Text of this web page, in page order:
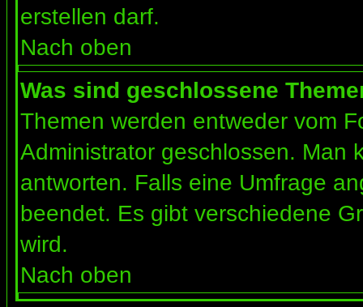
erstellen darf.
Nach oben
Was sind geschlossene
Themen werden entweder vom
Administrator geschlossen. Man
antworten. Falls eine Umfrage
beendet. Es gibt verschiedene
wird.
Nach oben